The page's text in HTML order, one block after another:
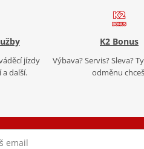
jízdy
další.
K2 Bonus
Výbava? Servis? Sleva?
odměnu